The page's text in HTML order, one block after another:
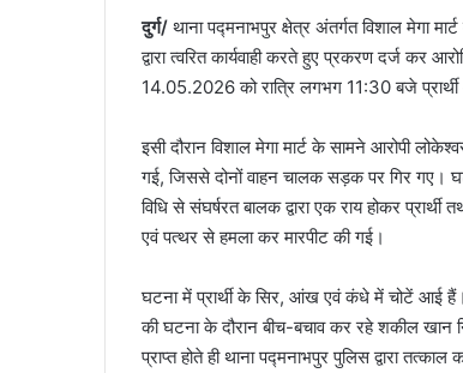
दुर्ग/ थाना पद्मनाभपुर क्षेत्र अंतर्गत विशाल मेगा
द्वारा त्वरित कार्यवाही करते हुए प्रकरण दर्ज कर
14.05.2026 को रात्रि लगभग 11:30 बजे
इसी दौरान विशाल मेगा मार्ट के सामने आरोपी
गई, जिससे दोनों वाहन चालक सड़क पर गिर गए।
विधि से संघर्षरत बालक द्वारा एक राय होकर
एवं पत्थर से हमला कर मारपीट की गई।
घटना में प्रार्थी के सिर, आंख एवं कंधे में चोटें आई हैं।
की घटना के दौरान बीच-बचाव कर रहे शकील खान
प्राप्त होते ही थाना पद्मनाभपुर पुलिस द्वारा